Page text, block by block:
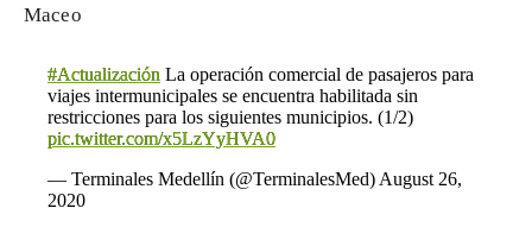
Масео
#Actualización La operación comercial de pasajeros para
viajes intermunicipales se encuentra habilitada sin
restricciones para los siguientes municipios. (1/2)
pic.twitter.com/x5LzYyHVA0
— Terminales Medellín (@TerminalesMed) August 26,
2020